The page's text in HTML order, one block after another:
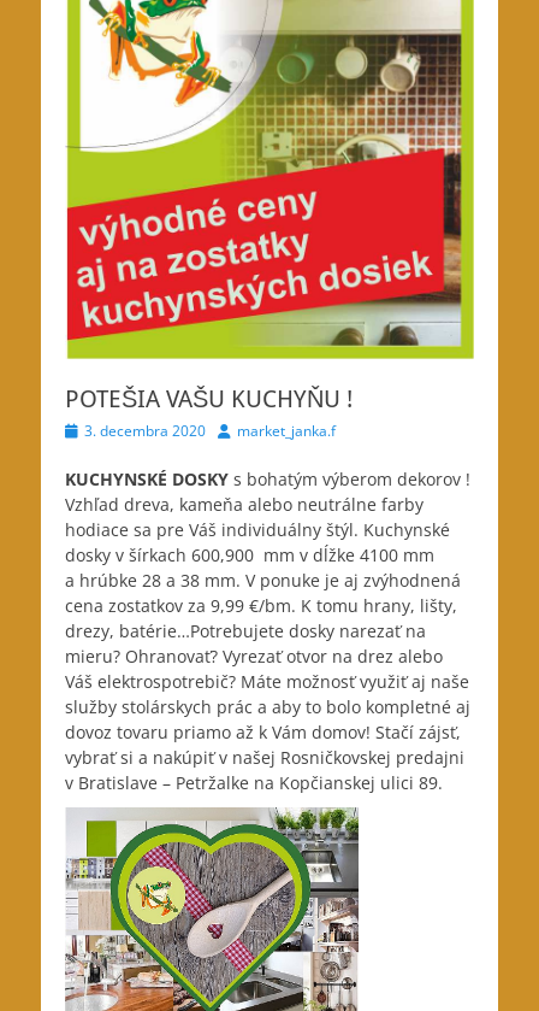
POTEŠIA VAŠU KUCHYŇU !
Posted
3. decembra 2020 Authormarket_janka.f
KUCHYNSKÉ DOSKY s bohatým výberom dekorov !
Vzhľad dreva, kameňa alebo neutrálne farby
hodiace sa pre Váš individuálny štýl. Kuchynské
dosky v šírkach 600,900 mm v dĺžke 4100 mm
a hrúbke 28 a 38 mm. V ponuke je aj zvýhodnená
cena zostatkov za 9,99 €/bm. K tomu hrany, lišty,
drezy, batérie…Potrebujete dosky narezať na
mieru? Ohranovať? Vyrezať otvor na drez alebo
Váš elektrospotrebič? Máte možnosť využiť aj naše
služby stolárskych prác a aby to bolo kompletné aj
dovoz tovaru priamo až k Vám domov! Stačí zájsť,
vybrať si a nakúpiť v našej Rosničkovskej predajni
v Bratislave – Petržalke na Kopčianskej ulici 89.